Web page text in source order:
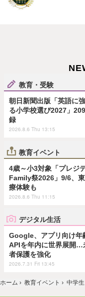
教育・受験
朝日新聞出版「英語に
る小学校選び2027」
録
2026.8.6 Thu 13:15
教育イベント
4歳～小3対象「プレジ
Family祭2026」9/6、
療体験も
2026.8.6 Thu 11:15
デジタル生活
Google、アプリ向け年
APIを年内に世界展開…
者保護を強化
2026.7.31 Fri 13:45
ホーム › 教育イベント › 中学生